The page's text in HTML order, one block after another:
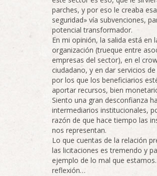
parches, y por eso le creaba
seguridad» vía subvenciones,
potencial transformador.
En mi opinión, la salida está en
organización (trueque entre
empresas del sector), en el
ciudadano, y en dar servicios
por los que los beneficiarios
aportar recursos, bien
Siento una gran desconfianza
intermediarios institucionales,
razón de que hace tiempo las
nos representan.
Lo que cuentas de la relación
las licitaciones es tremendo y
ejemplo de lo mal que
reflexión…